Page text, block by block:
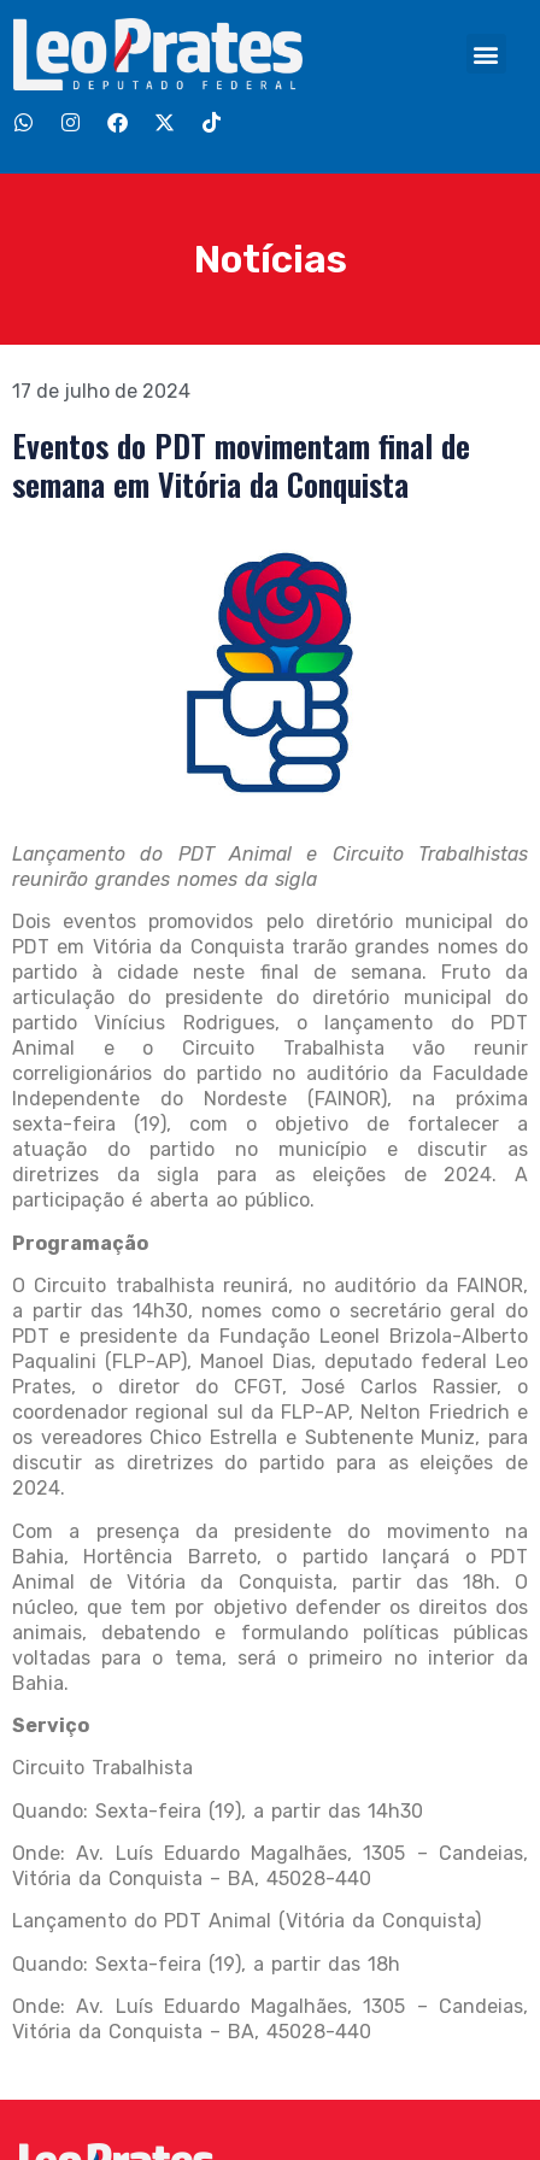
Notícias
17 de julho de 2024
Eventos do PDT movimentam final de
semana em Vitória da Conquista
Lançamento do PDT Animal e Circuito Trabalhistas
reunirão grandes nomes da sigla
Dois eventos promovidos pelo diretório municipal do
PDT em Vitória da Conquista trarão grandes nomes do
partido à cidade neste final de semana. Fruto da
articulação do presidente do diretório municipal do
partido Vinícius Rodrigues, o lançamento do PDT
Animal e o Circuito Trabalhista vão reunir
correligionários do partido no auditório da Faculdade
Independente do Nordeste (FAINOR), na próxima
sexta-feira (19), com o objetivo de fortalecer a
atuação do partido no município e discutir as
diretrizes da sigla para as eleições de 2024. A
participação é aberta ao público.
Programação
O Circuito trabalhista reunirá, no auditório da FAINOR,
a partir das 14h30, nomes como o secretário geral do
PDT e presidente da Fundação Leonel Brizola-Alberto
Paqualini (FLP-AP), Manoel Dias, deputado federal Leo
Prates, o diretor do CFGT, José Carlos Rassier, o
coordenador regional sul da FLP-AP, Nelton Friedrich e
os vereadores Chico Estrella e Subtenente Muniz, para
discutir as diretrizes do partido para as eleições de
2024.
Com a presença da presidente do movimento na
Bahia, Hortência Barreto, o partido lançará o PDT
Animal de Vitória da Conquista, partir das 18h. O
núcleo, que tem por objetivo defender os direitos dos
animais, debatendo e formulando políticas públicas
voltadas para o tema, será o primeiro no interior da
Bahia.
Serviço
Circuito Trabalhista
Quando: Sexta-feira (19), a partir das 14h30
Onde: Av. Luís Eduardo Magalhães, 1305 – Candeias,
Vitória da Conquista – BA, 45028-440
Lançamento do PDT Animal (Vitória da Conquista)
Quando: Sexta-feira (19), a partir das 18h
Onde: Av. Luís Eduardo Magalhães, 1305 – Candeias,
Vitória da Conquista – BA, 45028-440